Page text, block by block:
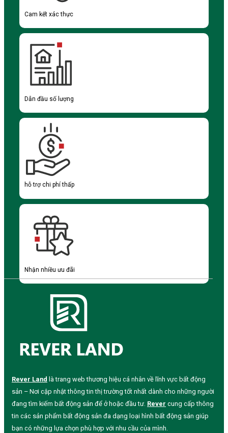
Cam kết xác thực
Dẫn đầu số lượng
hỗ trợ chi phí thấp
Nhận nhiều ưu đãi
Rever Land là trang web thương hiệu cá nhân về lĩnh vực bất động
sản – Nơi cập nhật thông tin thị trường tốt nhất dành cho những người
đang tìm kiếm bất động sản để ở hoặc đầu tư. Rever cung cấp thông
tin các sản phẩm bất động sản đa dạng loại hình bất động sản giúp
bạn có những lựa chọn phù hợp với nhu cầu của mình.